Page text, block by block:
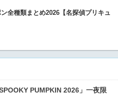
全種類まとめ2026【名探偵プリキュ
PUMPKIN 2026」一夜限